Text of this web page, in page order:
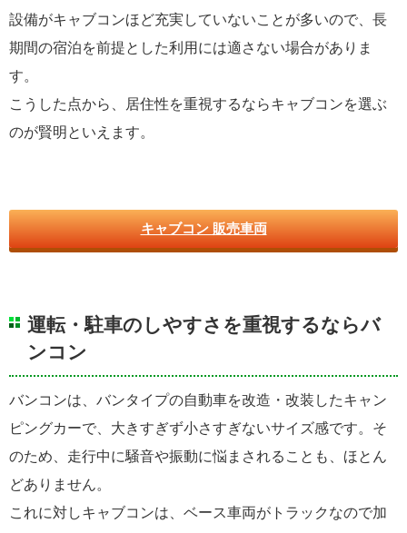
設備がキャブコンほど充実していないことが多いので、長
期間の宿泊を前提とした利用には適さない場合がありま
す。
こうした点から、居住性を重視するならキャブコンを選ぶ
のが賢明といえます。
キャブコン 販売車両
運転・駐車のしやすさを重視するならバ
ンコン
バンコンは、バンタイプの自動車を改造・改装したキャン
ピングカーで、大きすぎず小さすぎないサイズ感です。そ
のため、走行中に騒音や振動に悩まされることも、ほとん
どありません。
これに対しキャブコンは、ベース車両がトラックなので加